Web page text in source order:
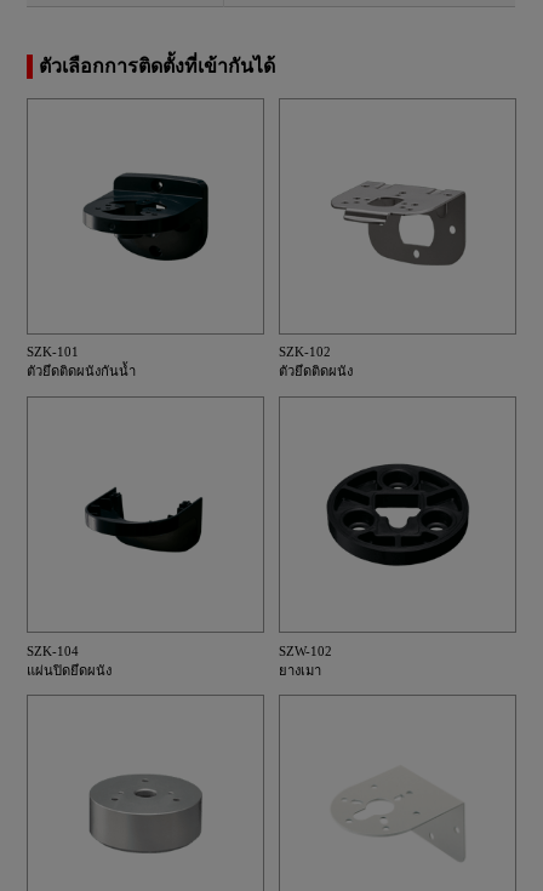
ตัวเลือกการติดตั้งที่เข้ากันได้
SZK-101
ตัวยึดติดผนังกันน้ำ
SZK-102
ตัวยึดติดผนัง
SZK-104
แผ่นปิดยึดผนัง
SZW-102
ยางเมา